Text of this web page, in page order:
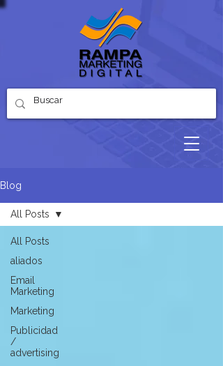
Blog
All Posts
aliados
Email
Marketing
Marketing
Publicidad
/
advertising
All Posts